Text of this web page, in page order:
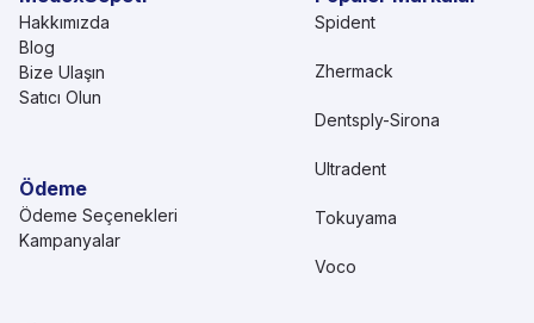
Hakkımızda
Blog
Bize Ulaşın
Satıcı Olun
Ödeme
Ödeme Seçenekleri
Kampanyalar
Spident
Zhermack
Dentsply-Sirona
Ultradent
Tokuyama
Voco